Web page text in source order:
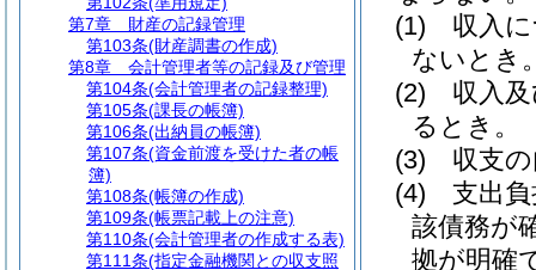
(1)
収入
ないとき
(2)
収入
るとき。
(3)
収支
(4)
支出
該債務が
拠が明確
第7章
財産の記録管理
第103条(財産調書の作成)
第8章
会計管理者等の記録及び管理
第104条(会計管理者の記録整理)
第105条(課長の帳簿)
第106条(出納員の帳簿)
第107条(資金前渡を受けた者の帳
簿)
第108条(帳簿の作成)
第109条(帳票記載上の注意)
第110条(会計管理者の作成する表)
第111条(指定金融機関との収支照